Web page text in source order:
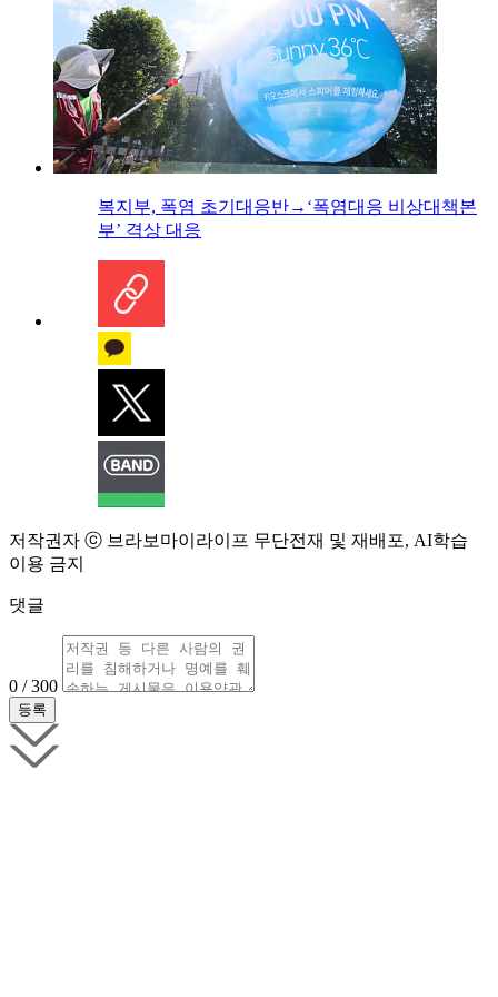
복지부, 폭염 초기대응반→‘폭염대응 비상대책본
부’ 격상 대응
저작권자 ⓒ 브라보마이라이프 무단전재 및 재배포, AI학습
이용 금지
댓글
0 / 300